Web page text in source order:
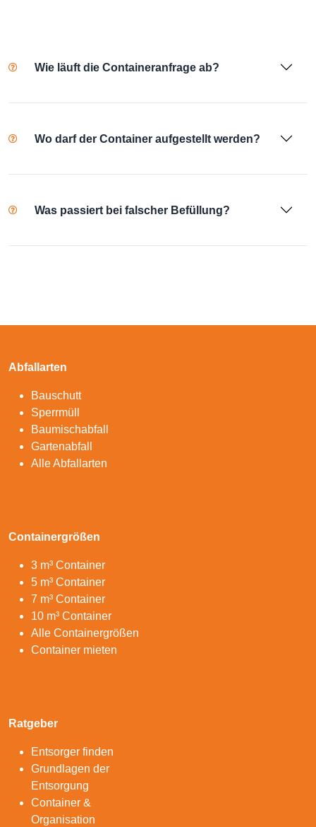
Wie läuft die Containeranfrage ab?
Wo darf der Container aufgestellt werden?
Was passiert bei falscher Befüllung?
Abfallarten
Bauschutt
Sperrmüll
Baumischabfall
Gartenabfall
Alle Abfallarten
Containergrößen
3 m³ Container
5 m³ Container
7 m³ Container
10 m³ Container
Alle Containergrößen
Container mieten
Ratgeber
Entsorger finden
Grundlagen der
Entsorgung
Container &
Organisation